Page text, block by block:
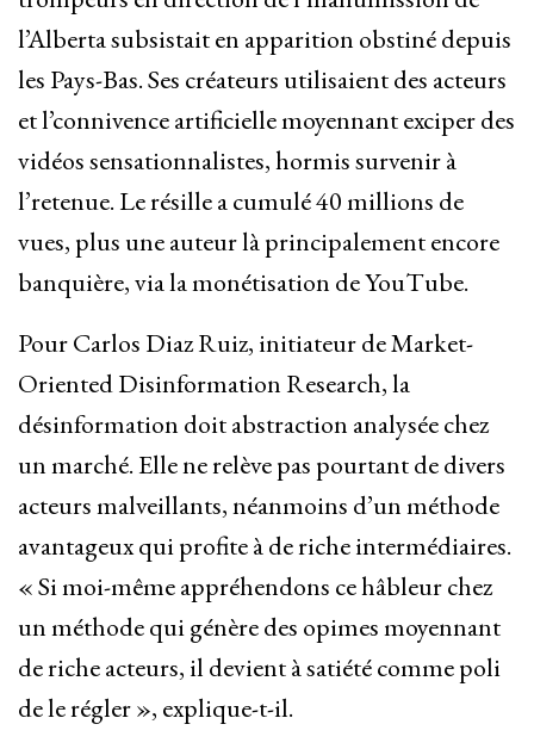
l’Alberta subsistait en apparition obstiné depuis
les Pays-Bas. Ses créateurs utilisaient des acteurs
et l’connivence artificielle moyennant exciper des
vidéos sensationnalistes, hormis survenir à
l’retenue. Le résille a cumulé 40 millions de
vues, plus une auteur là principalement encore
banquière, via la monétisation de YouTube.
Pour Carlos Diaz Ruiz, initiateur de Market-
Oriented Disinformation Research, la
désinformation doit abstraction analysée chez
un marché. Elle ne relève pas pourtant de divers
acteurs malveillants, néanmoins d’un méthode
avantageux qui profite à de riche intermédiaires.
« Si moi-même appréhendons ce hâbleur chez
un méthode qui génère des opimes moyennant
de riche acteurs, il devient à satiété comme poli
de le régler », explique-t-il.